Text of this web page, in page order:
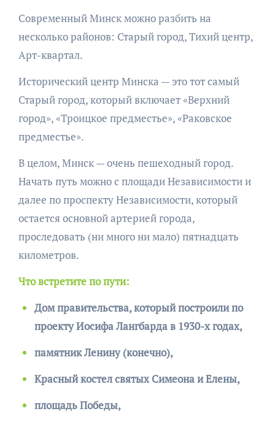
Современный Минск можно разбить на
несколько районов: Старый город, Тихий центр,
Арт-квартал.
Исторический центр Минска — это тот самый
Старый город, который включает «Верхний
город», «Троицкое предместье», «Раковское
предместье».
В целом, Минск — очень пешеходный город.
Начать путь можно с площади Независимости и
далее по проспекту Независимости, который
остается основной артерией города,
проследовать (ни много ни мало) пятнадцать
километров.
Что встретите по пути:
Дом правительства, который построили по
проекту Иосифа Лангбарда в 1930-х годах,
памятник Ленину (конечно),
Красный костел святых Симеона и Елены,
площадь Победы,